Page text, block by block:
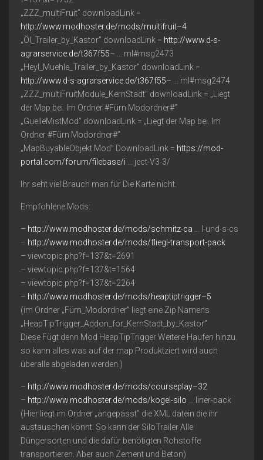
„ZZZ_multiFruit” downloadLink =
http://www.modhoster.de/mods/multifruit–4
„Öl_Trailer_by_Kastor” downloadLink = http://www.d-s-
agrarservice.de/t367f55– … ml#msg2473
„Heyl_Muehle_Trailer_by_Kastor” downloadLink =
http://www.d-s-agrarservice.de/t367f55– … ml#msg2474
„ZZZ_multiFruitModule_KernStadt” downloadLink = „Liegt
der Map bei. Im Ordner #Fürn Modordner#”
„GuelleMistMod” downloadLink = „Liegt der Map bei. Im
Ordner #Fürn Modordner#”
„MapBuyableObjekt Mod” DownloadLink = https://mod-
portal.com/forum/filebase/i … ject-V3-3/
Ihr seht viel Brauch man für Die Karte nicht.
Empfohlene Mods:
– http://www.modhoster.de/mods/schmitz-ca … l-und-s-cs
– http://www.modhoster.de/mods/fliegl-transport-pack
– viewtopic.php?f=137&t=2691
– viewtopic.php?f=137&t=1564
– viewtopic.php?f=137&t=2264
– http://www.modhoster.de/mods/heaptiptrigger–5
(im Ordner „Fürn_Modordner” liegt eine Zip Namens
„HeapTipTrigger_Addon_for_KernStadt_by_Kastor”
Diese Fügt denn Mod HeapTipTrigger Weitere Haufen hinzu.
so kann alles was auf der map Produktziert wird auch
überalle abgeladen werden.)
– http://www.modhoster.de/mods/courseplay–32
– http://www.modhoster.de/mods/kogel-silo … liner-pack
(Hier liegt im Ordner „angepasst” die XML datein die ihr
austauschen könnt. So kann der SiloTrailer Alle
Düngersorten und die dafür benötigten Rohstoffe
transportieren. Aber auch Zement und Beton)